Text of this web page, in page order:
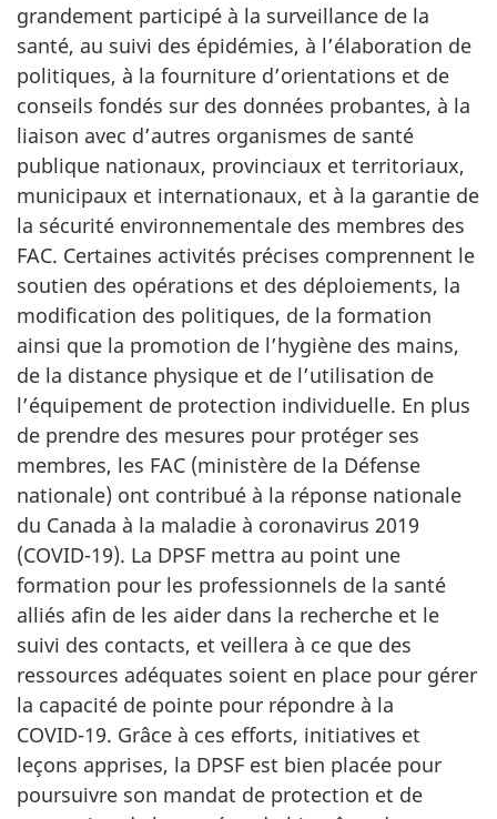
grandement participé à la surveillance de la
santé, au suivi des épidémies, à l’élaboration de
politiques, à la fourniture d’orientations et de
conseils fondés sur des données probantes, à la
liaison avec d’autres organismes de santé
publique nationaux, provinciaux et territoriaux,
municipaux et internationaux, et à la garantie de
la sécurité environnementale des membres des
FAC. Certaines activités précises comprennent le
soutien des opérations et des déploiements, la
modification des politiques, de la formation
ainsi que la promotion de l’hygiène des mains,
de la distance physique et de l’utilisation de
l’équipement de protection individuelle. En plus
de prendre des mesures pour protéger ses
membres, les FAC (ministère de la Défense
nationale) ont contribué à la réponse nationale
du Canada à la maladie à coronavirus 2019
(COVID-19). La DPSF mettra au point une
formation pour les professionnels de la santé
alliés afin de les aider dans la recherche et le
suivi des contacts, et veillera à ce que des
ressources adéquates soient en place pour gérer
la capacité de pointe pour répondre à la
COVID-19. Grâce à ces efforts, initiatives et
leçons apprises, la DPSF est bien placée pour
poursuivre son mandat de protection et de